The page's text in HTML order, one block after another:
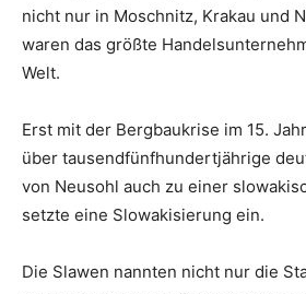
nicht nur in Moschnitz, Krakau und
waren das größte
Welt.
Erst mit der Bergbaukrise im 15.
über tausendfünfhundertjährige
von Neusohl auch zu einer
setzte eine Slowakisierung ein.
Die Slawen nannten nicht nur die